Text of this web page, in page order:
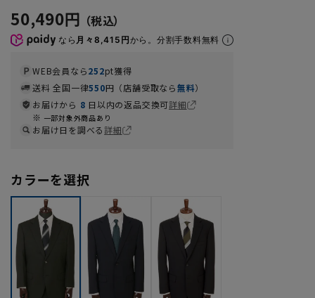
50,490円
なら 月々8,415円から。分割手数料無料
WEB会員なら252pt獲得
送料 全国一律550円（店舗受取なら無料）
お届けから 8 日以内の返品交換可詳細
一部対象外商品あり
お届け日を調べる詳細
カラーを選択